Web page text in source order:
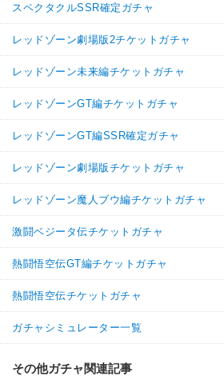
スペクタクルSSR確定ガチャ
レッドゾーン劇場版2チケットガチャ
レッドゾーン未来編チケットガチャ
レッドゾーンGT編チケットガチャ
レッドゾーンGT編SSR確定ガチャ
レッドゾーン劇場版チケットガチャ
レッドゾーン魔人ブウ編チケットガチャ
激闘ベジータ伝チケットガチャ
熱闘悟空伝GT編チケットガチャ
熱闘悟空伝チケットガチャ
ガチャシミュレーター一覧
その他ガチャ関連記事